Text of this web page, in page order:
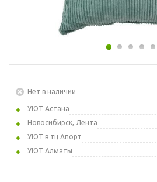
Нет в наличии
УЮТ Астана
Новосибирск, Лента
УЮТ в тц Апорт
УЮТ Алматы